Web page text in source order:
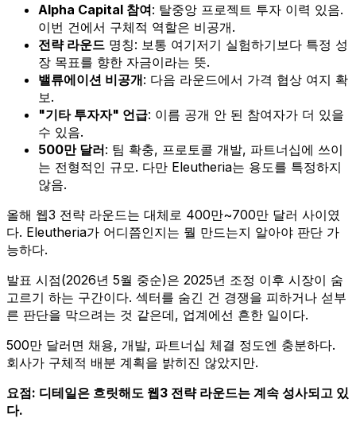
Alpha Capital 참여: 탈중앙 프로젝트 투자 이력 있음.
이번 건에서 구체적 역할은 비공개.
전략 라운드 명칭: 보통 여기저기 실험하기보다 특정 성
장 목표를 향한 자금이라는 뜻.
밸류에이션 비공개: 다음 라운드에서 가격 협상 여지 확
보.
"기타 투자자" 언급: 이름 공개 안 된 참여자가 더 있을
수 있음.
500만 달러: 팀 확충, 프로토콜 개발, 파트너십에 쓰이
는 전형적인 규모. 다만 Eleutheria는 용도를 특정하지
않음.
올해 웹3 전략 라운드는 대체로 400만~700만 달러 사이였
다. Eleutheria가 어디쯤인지는 뭘 만드는지 알아야 판단 가
능하다.
발표 시점(2026년 5월 중순)은 2025년 조정 이후 시장이 숨
고르기 하는 구간이다. 섹터를 숨긴 건 경쟁을 피하거나 섣부
른 판단을 막으려는 것 같은데, 업계에선 흔한 일이다.
500만 달러면 채용, 개발, 파트너십 체결 정도엔 충분하다.
회사가 구체적 배분 계획을 밝히진 않았지만.
요점: 디테일은 흐릿해도 웹3 전략 라운드는 계속 성사되고 있
다.